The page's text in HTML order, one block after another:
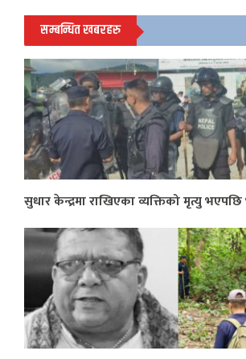
सम्बन्धित खबरहरु
सुधार केन्द्रमा राखिएका व्यक्तिको मृत्यु